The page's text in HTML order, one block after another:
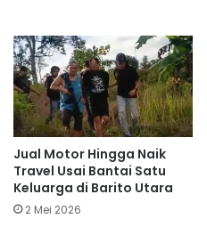
Jual Motor Hingga Naik
Travel Usai Bantai Satu
Keluarga di Barito Utara
2 Mei 2026